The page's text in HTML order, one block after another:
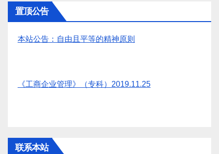
置顶公告
本站公告：自由且平等的精神原则
《工商企业管理》（专科）2019.11.25
联系本站